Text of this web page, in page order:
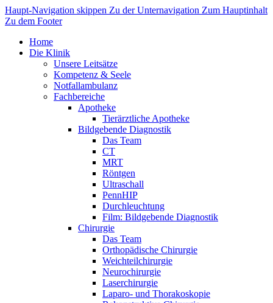
Haupt-Navigation skippen Zu der Unternavigation Zum Hauptinhalt
Zu dem Footer
Home
Die Klinik
Unsere Leitsätze
Kompetenz & Seele
Notfallambulanz
Fachbereiche
Apotheke
Tierärztliche Apotheke
Bildgebende Diagnostik
Das Team
CT
MRT
Röntgen
Ultraschall
PennHIP
Durchleuchtung
Film: Bildgebende Diagnostik
Chirurgie
Das Team
Orthopädische Chirurgie
Weichteilchirurgie
Neurochirurgie
Laserchirurgie
Laparo- und Thorakoskopie